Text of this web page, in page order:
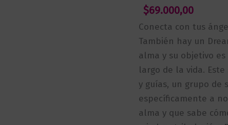
$69.000,00
Conecta con tus
También hay un
alma y su objetivo
largo de la vida.
y guías, un grupo de
específicamente a
alma y que sabe